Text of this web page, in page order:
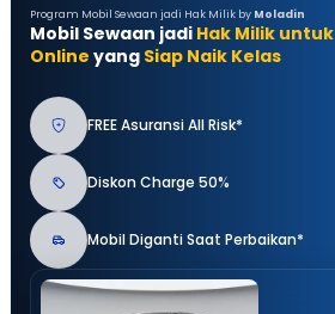
Program Mobil Sewaan jadi Hak Milik by Moladin
Mobil Sewaan jadi Hak Milik untuk
Online yang Siap Naik Kelas
FREE Asuransi All Risk*
Diskon Charge 50%
Mobil Diganti Saat Perbaikan*